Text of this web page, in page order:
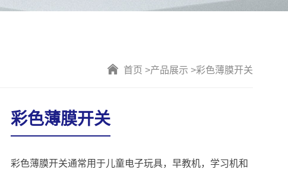
首页 >产品展示 >彩色薄膜开关
彩色薄膜开关
彩色薄膜开关通常用于儿童电子玩具，早教机，学习机和